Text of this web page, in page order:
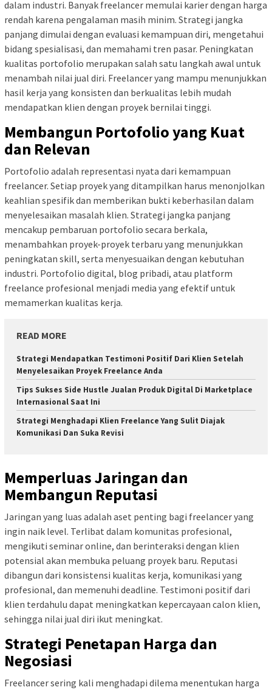
dalam industri. Banyak freelancer memulai karier dengan harga
rendah karena pengalaman masih minim. Strategi jangka
panjang dimulai dengan evaluasi kemampuan diri, mengetahui
bidang spesialisasi, dan memahami tren pasar. Peningkatan
kualitas portofolio merupakan salah satu langkah awal untuk
menambah nilai jual diri. Freelancer yang mampu menunjukkan
hasil kerja yang konsisten dan berkualitas lebih mudah
mendapatkan klien dengan proyek bernilai tinggi.
Membangun Portofolio yang Kuat
dan Relevan
Portofolio adalah representasi nyata dari kemampuan
freelancer. Setiap proyek yang ditampilkan harus menonjolkan
keahlian spesifik dan memberikan bukti keberhasilan dalam
menyelesaikan masalah klien. Strategi jangka panjang
mencakup pembaruan portofolio secara berkala,
menambahkan proyek-proyek terbaru yang menunjukkan
peningkatan skill, serta menyesuaikan dengan kebutuhan
industri. Portofolio digital, blog pribadi, atau platform
freelance profesional menjadi media yang efektif untuk
memamerkan kualitas kerja.
READ MORE
Strategi Mendapatkan Testimoni Positif Dari Klien Setelah
Menyelesaikan Proyek Freelance Anda
Tips Sukses Side Hustle Jualan Produk Digital Di Marketplace
Internasional Saat Ini
Strategi Menghadapi Klien Freelance Yang Sulit Diajak
Komunikasi Dan Suka Revisi
Memperluas Jaringan dan
Membangun Reputasi
Jaringan yang luas adalah aset penting bagi freelancer yang
ingin naik level. Terlibat dalam komunitas profesional,
mengikuti seminar online, dan berinteraksi dengan klien
potensial akan membuka peluang proyek baru. Reputasi
dibangun dari konsistensi kualitas kerja, komunikasi yang
profesional, dan memenuhi deadline. Testimoni positif dari
klien terdahulu dapat meningkatkan kepercayaan calon klien,
sehingga nilai jual diri ikut meningkat.
Strategi Penetapan Harga dan
Negosiasi
Freelancer sering kali menghadapi dilema menentukan harga